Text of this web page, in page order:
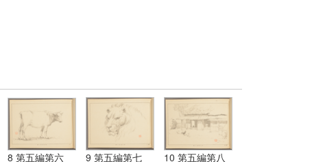
8 第五編第六 9 第五編第七 10 第五編第八